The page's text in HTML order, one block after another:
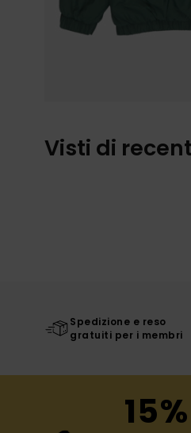
Visti di
Spedizione e reso
gratuiti per i membri